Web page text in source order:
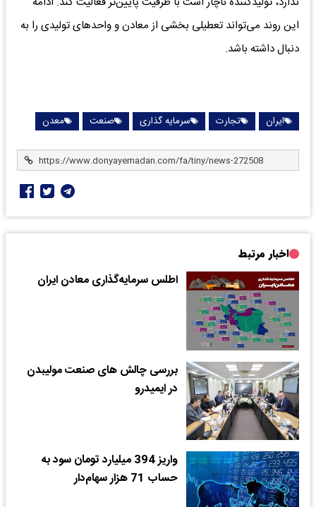
این روند می‌تواند تعطیلی بخشی از معادن و واحدهای تولیدی را به
دنبال داشته باشد.
ایران تجارت سرمایه گذاری صنعت معدن
اخبار مرتبط
اطلس سرمایه‌گذاری معادن ایران
بررسی چالش های صنعت مولیبدن
در ایمیدرو
واریز 394 میلیارد تومان سود به
حساب 71 هزار سهام‌دار​